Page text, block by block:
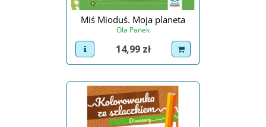
Miś Mioduś. Moja planeta
Ola Panek
view product
Cena
14,99 zł dodaj do koszyka